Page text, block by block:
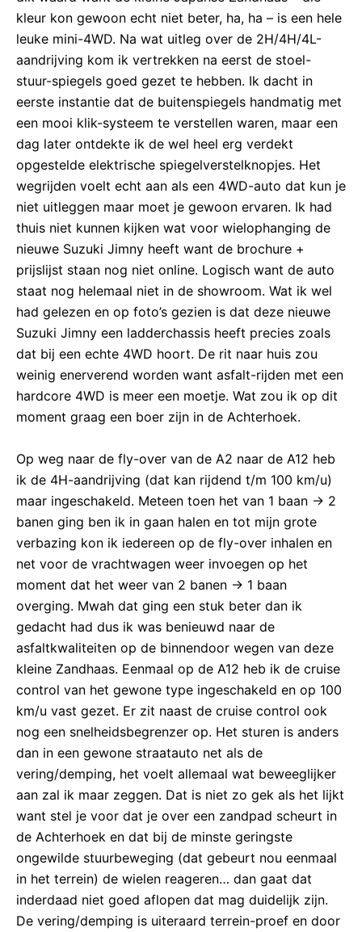
kleur kon gewoon echt niet beter, ha, ha – is een hele
leuke mini-4WD. Na wat uitleg over de 2H/4H/4L-
aandrijving kom ik vertrekken na eerst de stoel-
stuur-spiegels goed gezet te hebben. Ik dacht in
eerste instantie dat de buitenspiegels handmatig met
een mooi klik-systeem te verstellen waren, maar een
dag later ontdekte ik de wel heel erg verdekt
opgestelde elektrische spiegelverstelknopjes. Het
wegrijden voelt echt aan als een 4WD-auto dat kun je
niet uitleggen maar moet je gewoon ervaren. Ik had
thuis niet kunnen kijken wat voor wielophanging de
nieuwe Suzuki Jimny heeft want de brochure +
prijslijst staan nog niet online. Logisch want de auto
staat nog helemaal niet in de showroom. Wat ik wel
had gelezen en op foto’s gezien is dat deze nieuwe
Suzuki Jimny een ladderchassis heeft precies zoals
dat bij een echte 4WD hoort. De rit naar huis zou
weinig enerverend worden want asfalt-rijden met een
hardcore 4WD is meer een moetje. Wat zou ik op dit
moment graag een boer zijn in de Achterhoek.
Op weg naar de fly-over van de A2 naar de A12 heb
ik de 4H-aandrijving (dat kan rijdend t/m 100 km/u)
maar ingeschakeld. Meteen toen het van 1 baan -> 2
banen ging ben ik in gaan halen en tot mijn grote
verbazing kon ik iedereen op de fly-over inhalen en
net voor de vrachtwagen weer invoegen op het
moment dat het weer van 2 banen -> 1 baan
overging. Mwah dat ging een stuk beter dan ik
gedacht had dus ik was benieuwd naar de
asfaltkwaliteiten op de binnendoor wegen van deze
kleine Zandhaas. Eenmaal op de A12 heb ik de cruise
control van het gewone type ingeschakeld en op 100
km/u vast gezet. Er zit naast de cruise control ook
nog een snelheidsbegrenzer op. Het sturen is anders
dan in een gewone straatauto net als de
vering/demping, het voelt allemaal wat beweeglijker
aan zal ik maar zeggen. Dat is niet zo gek als het lijkt
want stel je voor dat je over een zandpad scheurt in
de Achterhoek en dat bij de minste geringste
ongewilde stuurbeweging (dat gebeurt nou eenmaal
in het terrein) de wielen reageren… dan gaat dat
inderdaad niet goed aflopen dat mag duidelijk zijn.
De vering/demping is uiteraard terrein-proef en door